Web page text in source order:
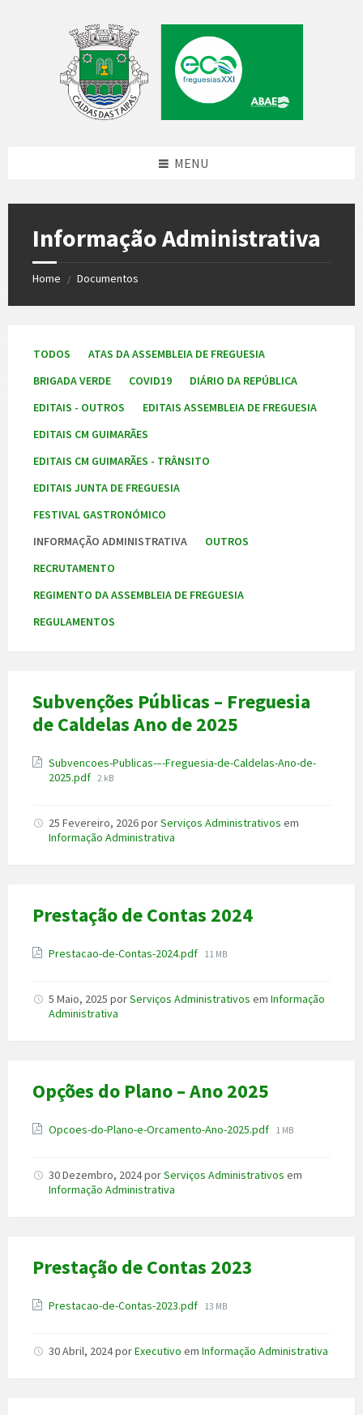
MENU
Informação Administrativa
Home / Documentos
TODOS
ATAS DA ASSEMBLEIA DE FREGUESIA
BRIGADA VERDE
COVID19
DIÁRIO DA REPÚBLICA
EDITAIS - OUTROS
EDITAIS ASSEMBLEIA DE FREGUESIA
EDITAIS CM GUIMARÃES
EDITAIS CM GUIMARÃES - TRÂNSITO
EDITAIS JUNTA DE FREGUESIA
FESTIVAL GASTRONÓMICO
INFORMAÇÃO ADMINISTRATIVA
OUTROS
RECRUTAMENTO
REGIMENTO DA ASSEMBLEIA DE FREGUESIA
REGULAMENTOS
Subvenções Públicas – Freguesia
de Caldelas Ano de 2025
Anexo
Subvencoes-Publicas-–-Freguesia-de-Caldelas-Ano-de-
2025.pdf File
2 kB
25 Fevereiro, 2026porServiços Administrativos em
Informação Administrativa
Prestação de Contas 2024
Anexo
Prestacao-de-Contas-2024.pdf File
11 MB
5 Maio, 2025 porServiços Administrativos em Informação
Administrativa
Opções do Plano – Ano 2025
Anexo
Opcoes-do-Plano-e-Orcamento-Ano-2025.pdf File
1 MB
30 Dezembro, 2024porServiços Administrativos em
Informação Administrativa
Prestação de Contas 2023
Anexo
Prestacao-de-Contas-2023.pdf File
13 MB
30 Abril, 2024porExecutivo em Informação Administrativa